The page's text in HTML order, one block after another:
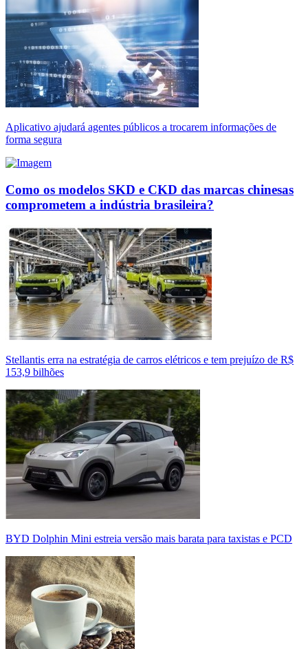
Aplicativo ajudará agentes públicos a trocarem informações de
forma segura
Como os modelos SKD e CKD das marcas chinesas
comprometem a indústria brasileira?
Stellantis erra na estratégia de carros elétricos e tem prejuízo de R$
153,9 bilhões
BYD Dolphin Mini estreia versão mais barata para taxistas e PCD